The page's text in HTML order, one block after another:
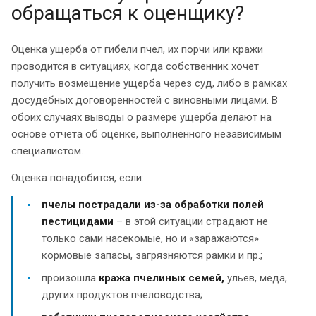
обращаться к оценщику?
Оценка ущерба от гибели пчел, их порчи или кражи
проводится в ситуациях, когда собственник хочет
получить возмещение ущерба через суд, либо в рамках
досудебных договоренностей с виновными лицами. В
обоих случаях выводы о размере ущерба делают на
основе отчета об оценке, выполненного независимым
специалистом.
Оценка понадобится, если:
пчелы пострадали из-за обработки полей
пестицидами – в этой ситуации страдают не
только сами насекомые, но и «заражаются»
кормовые запасы, загрязняются рамки и пр.;
произошла кража пчелиных семей, ульев, меда,
других продуктов пчеловодства;